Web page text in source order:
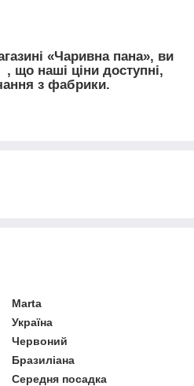
«Чаривна пана», ви
що наші ціни доступні,
з фабрики.
Marta
Україна
Червоний
Бразиліана
Середня посадка